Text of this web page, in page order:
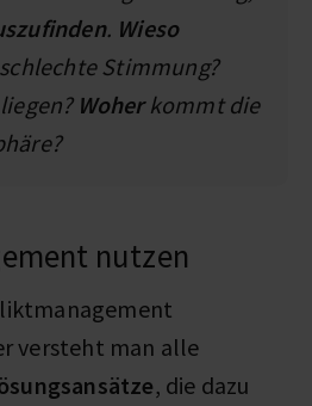
. Wieso
Stimmung?
Woherkommt die
nutzen
versteht man alle
, die dazu